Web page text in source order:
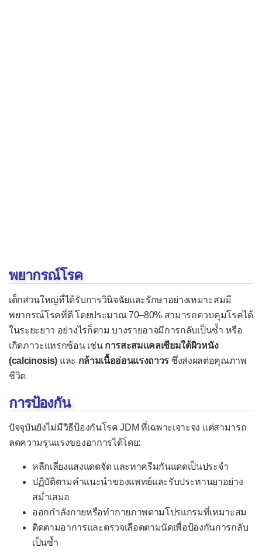
พยากรณ์โรค
เด็กส่วนใหญ่ที่ได้รับการวินิจฉัยและรักษาอย่างเหมาะสมมี
พยากรณ์โรคที่ดี โดยประมาณ 70–80% สามารถควบคุมโรคได้
ในระยะยาว อย่างไรก็ตาม บางรายอาจมีการกลับเป็นซ้ำ หรือ
เกิดภาวะแทรกซ้อน เช่น การสะสมแคลเซียมใต้ผิวหนัง
(calcinosis) และ กล้ามเนื้ออ่อนแรงถาวร ซึ่งส่งผลต่อคุณภาพ
ชีวิต
การป้องกัน
ปัจจุบันยังไม่มีวิธีป้องกันโรค JDM ที่เฉพาะเจาะจง แต่สามารถ
ลดความรุนแรงของอาการได้โดย:
หลีกเลี่ยงแสงแดดจัด และทาครีมกันแดดเป็นประจำ
ปฏิบัติตามคำแนะนำของแพทย์และรับประทานยาอย่าง
สม่ำเสมอ
ออกกำลังกายหรือทำกายภาพตามโปรแกรมที่เหมาะสม
ติดตามอาการและตรวจเลือดตามนัดเพื่อป้องกันการกลับ
เป็นซ้ำ